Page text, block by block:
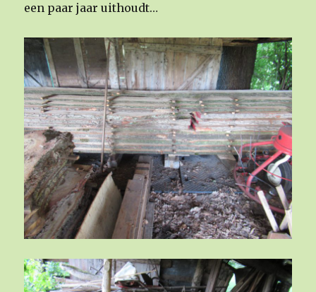
een paar jaar uithoudt…